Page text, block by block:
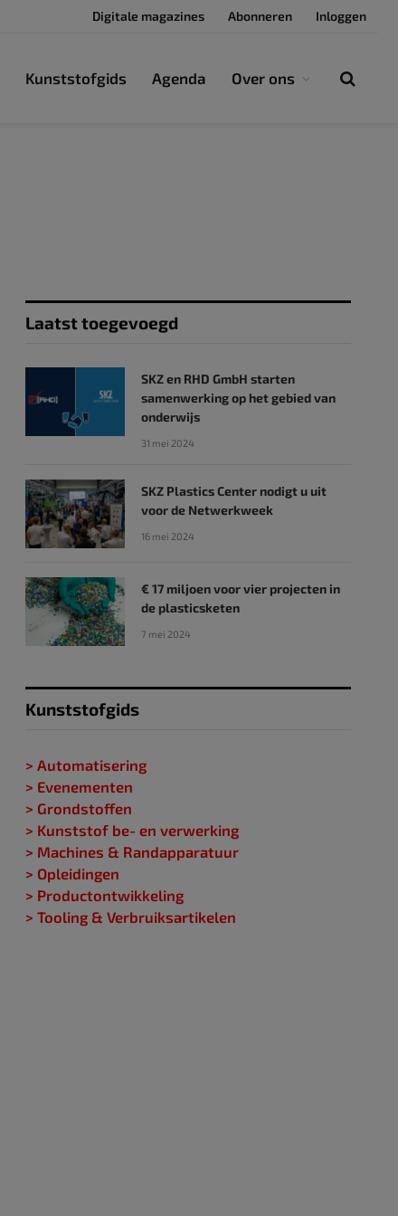
Digitale magazines Abonneren Inloggen
Kunststofgids Agenda Over ons
Laatst toegevoegd
SKZ en RHD GmbH starten
samenwerking op het gebied van
onderwijs
31 mei 2024
SKZ Plastics Center nodigt u uit
voor de Netwerkweek
16 mei 2024
€ 17 miljoen voor vier projecten in
de plasticsketen
7 mei 2024
Kunststofgids
> Automatisering
> Evenementen
> Grondstoffen
> Kunststof be- en verwerking
> Machines & Randapparatuur
> Opleidingen
> Productontwikkeling
> Tooling & Verbruiksartikelen